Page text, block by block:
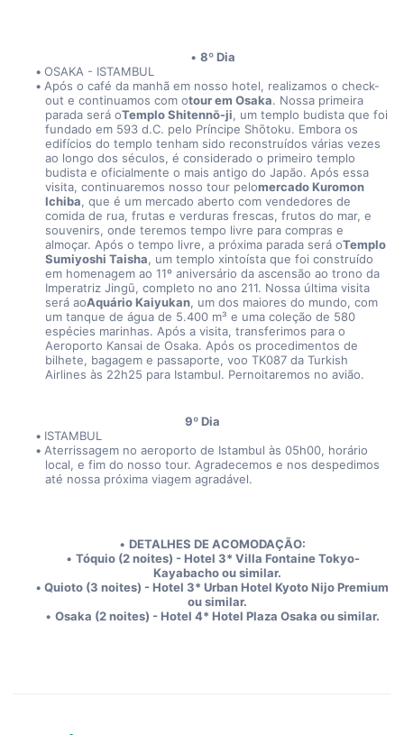
8º Dia
OSAKA - ISTAMBUL
Após o café da manhã em nosso hotel, realizamos o check-
out e continuamos com otour em Osaka. Nossa primeira
parada será oTemplo Shitennō-ji, um templo budista que foi
fundado em 593 d.C. pelo Príncipe Shōtoku. Embora os
edifícios do templo tenham sido reconstruídos várias vezes
ao longo dos séculos, é considerado o primeiro templo
budista e oficialmente o mais antigo do Japão. Após essa
visita, continuaremos nosso tour pelomercado Kuromon
Ichiba, que é um mercado aberto com vendedores de
comida de rua, frutas e verduras frescas, frutos do mar, e
souvenirs, onde teremos tempo livre para compras e
almoçar. Após o tempo livre, a próxima parada será oTemplo
Sumiyoshi Taisha, um templo xintoísta que foi construído
em homenagem ao 11º aniversário da ascensão ao trono da
Imperatriz Jingū, completo no ano 211. Nossa última visita
será aoAquário Kaiyukan, um dos maiores do mundo, com
um tanque de água de 5.400 m³ e uma coleção de 580
espécies marinhas. Após a visita, transferimos para o
Aeroporto Kansai de Osaka. Após os procedimentos de
bilhete, bagagem e passaporte, voo TK087 da Turkish
Airlines às 22h25 para Istambul. Pernoitaremos no avião.
9º Dia
ISTAMBUL
Aterrissagem no aeroporto de Istambul às 05h00, horário
local, e fim do nosso tour. Agradecemos e nos despedimos
até nossa próxima viagem agradável.
DETALHES DE ACOMODAÇÃO:
Tóquio (2 noites) - Hotel 3* Villa Fontaine Tokyo-
Kayabacho ou similar.
Quioto (3 noites) - Hotel 3* Urban Hotel Kyoto Nijo Premium
ou similar.
Osaka (2 noites) - Hotel 4* Hotel Plaza Osaka ou similar.